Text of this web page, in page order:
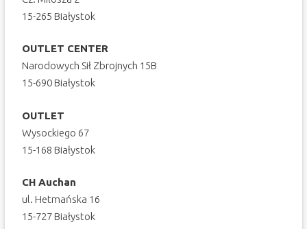
15-265 Białystok
OUTLET CENTER
Narodowych Sił Zbrojnych 15B
15-690 Białystok
OUTLET
Wysockiego 67
15-168 Białystok
CH Auchan
ul. Hetmańska 16
15-727 Białystok